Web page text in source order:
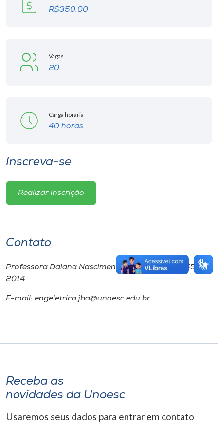
R$350,00
Vagas
20
Carga horária
40 horas
Inscreva-se
Realizar inscrição
Contato
Professora Daiana Nascimento Muniz – Fone: 3551-
2014
E-mail: engeletrica.jba@unoesc.edu.br
Receba as
novidades da Unoesc
Usaremos seus dados para entrar em contato